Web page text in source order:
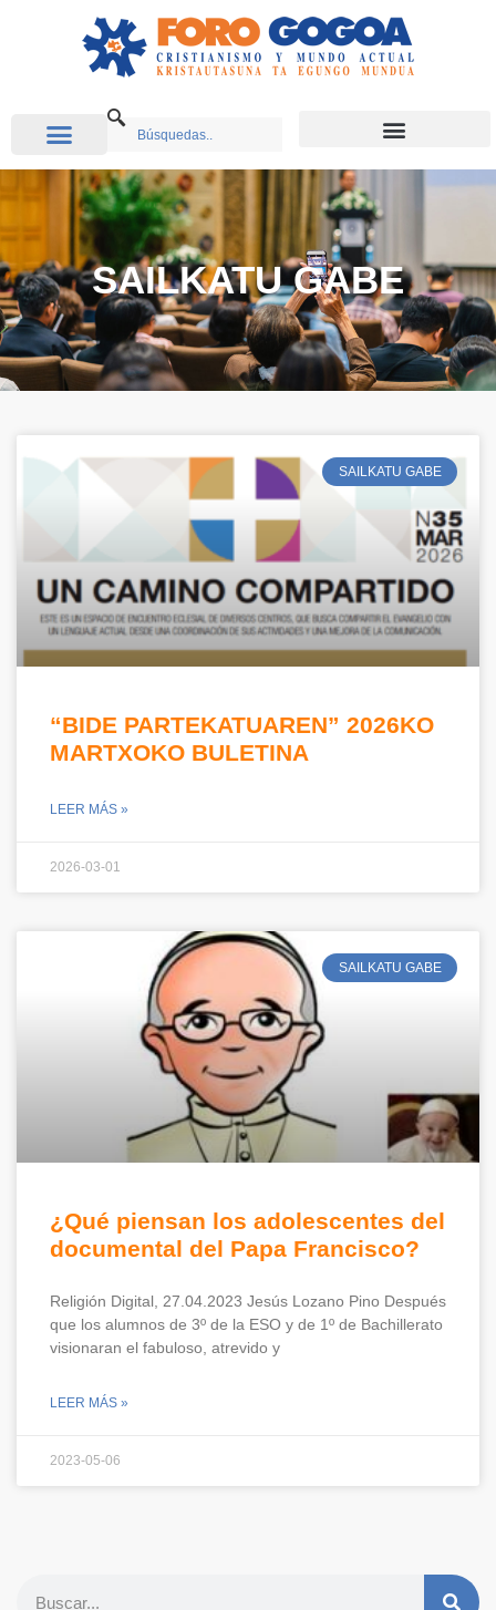
SAILKATU GABE
SAILKATU GABE
“BIDE PARTEKATUAREN” 2026KO
MARTXOKO BULETINA
LEER MÁS »
2026-03-01
SAILKATU GABE
¿Qué piensan los adolescentes del
documental del Papa Francisco?
Religión Digital, 27.04.2023 Jesús Lozano Pino Después
que los alumnos de 3º de la ESO y de 1º de Bachillerato
visionaran el fabuloso, atrevido y
LEER MÁS »
2023-05-06